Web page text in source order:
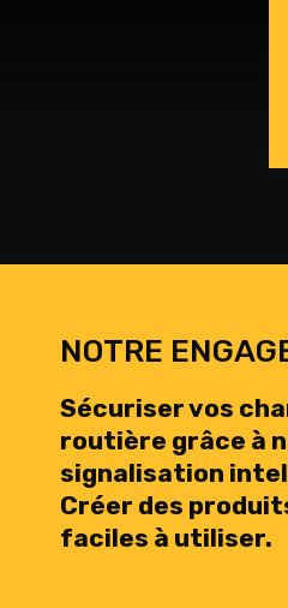
NOTRE
Sécuriser vos
routière grâce à
signalisation
Créer des
faciles à utiliser.